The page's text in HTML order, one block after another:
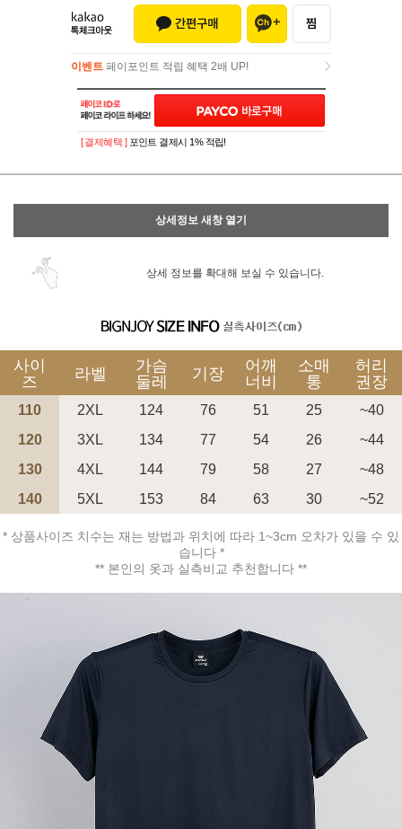
이벤트 페이포인트 적립 혜택 2배 UP!
이벤트페이포인트 적립 혜택 2배 UP!
페이코 ID로 페
PAYCO 바로구매
[ 결제혜택 ] 포인트 결제시 1% 적립!
상세정보 새창 열기
상세 정보를 확대해 보실 수 있습니다.
사이
즈
라벨
가슴
둘레
기장
어깨
너비
소매
통
허리
권장
110 2XL 124 76 51 25
~40
120
3XL 134 77 54 26
~44
130
4XL 144 79 58 27
~48
140
5XL 153 84 63 30 ~52
* 상품사이즈 치수는 재는 방법과 위치에 따라 1~3cm 오차가 있을 수 있
습니다 *
** 본인의 옷과 실측비교 추천합니다 **